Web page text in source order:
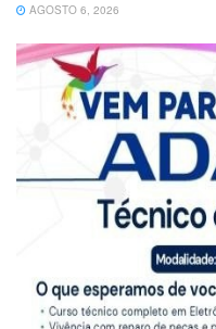
AGOSTO 6, 2026